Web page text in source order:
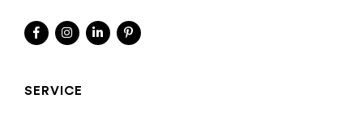
SERVICE